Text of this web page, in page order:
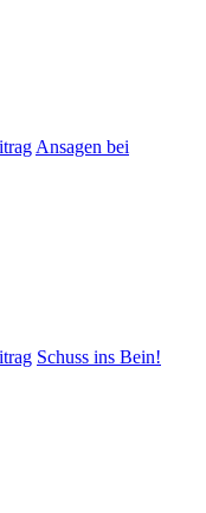
Ansagen bei
Schuss ins Bein!